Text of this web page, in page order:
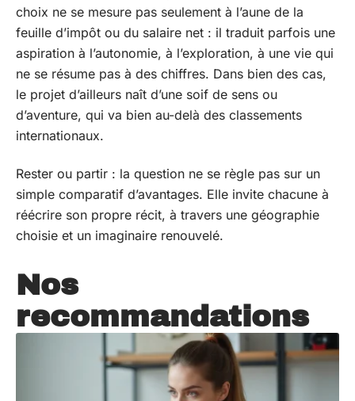
choix ne se mesure pas seulement à l’aune de la
feuille d’impôt ou du salaire net : il traduit parfois une
aspiration à l’autonomie, à l’exploration, à une vie qui
ne se résume pas à des chiffres. Dans bien des cas,
le projet d’ailleurs naît d’une soif de sens ou
d’aventure, qui va bien au-delà des classements
internationaux.
Rester ou partir : la question ne se règle pas sur un
simple comparatif d’avantages. Elle invite chacune à
réécrire son propre récit, à travers une géographie
choisie et un imaginaire renouvelé.
Nos
recommandations